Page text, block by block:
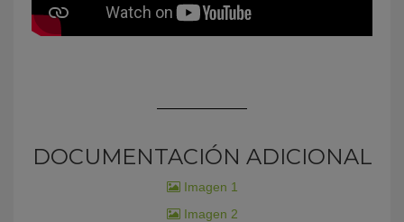
DOCUMENTACIÓN ADICIONAL
Imagen 1
Imagen 2